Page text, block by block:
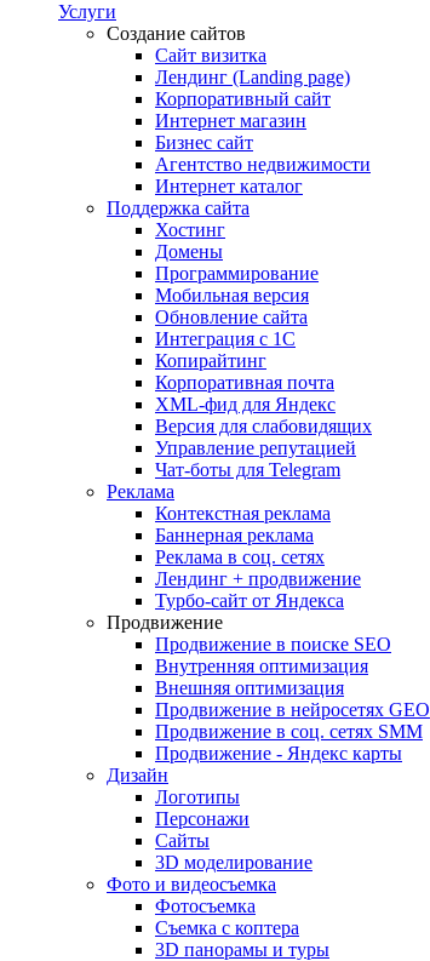
Услуги
Создание сайтов
Сайт визитка
Лендинг (Landing page)
Корпоративный сайт
Интернет магазин
Бизнес сайт
Агентство недвижимости
Интернет каталог
Поддержка сайта
Хостинг
Домены
Программирование
Мобильная версия
Обновление сайта
Интеграция с 1С
Копирайтинг
Корпоративная почта
XML-фид для Яндекс
Версия для слабовидящих
Управление репутацией
Чат-боты для Telegram
Реклама
Контекстная реклама
Баннерная реклама
Реклама в соц. сетях
Лендинг + продвижение
Турбо-сайт от Яндекса
Продвижение
Продвижение в поиске SEO
Внутренняя оптимизация
Внешняя оптимизация
Продвижение в нейросетях GEO
Продвижение в соц. сетях SMM
Продвижение - Яндекс карты
Дизайн
Логотипы
Персонажи
Сайты
3D моделирование
Фото и видеосъемка
Фотосъемка
Съемка с коптера
3D панорамы и туры